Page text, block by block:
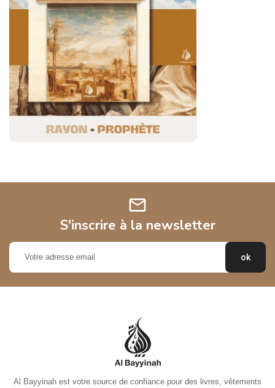
mail
S'inscrire à la newsletter
Al Bayyinah est votre source de confiance pour des livres, vêtements